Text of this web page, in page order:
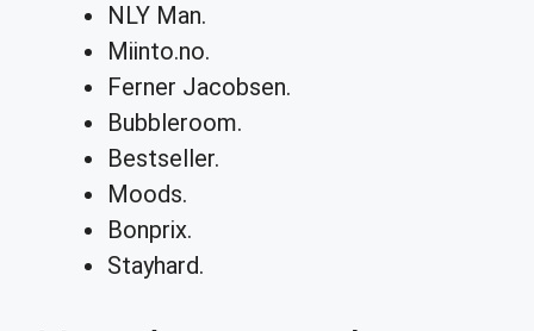
NLY Man.
Miinto.no.
Ferner Jacobsen.
Bubbleroom.
Bestseller.
Moods.
Bonprix.
Stayhard.